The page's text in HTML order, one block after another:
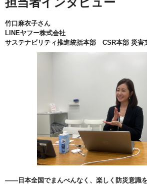
竹口麻衣子さん
LINEヤフー株式会社
サステナビリティ推進統括本部 CSR本部 災害
――日本全国でまんべんなく、楽しく防災意識を